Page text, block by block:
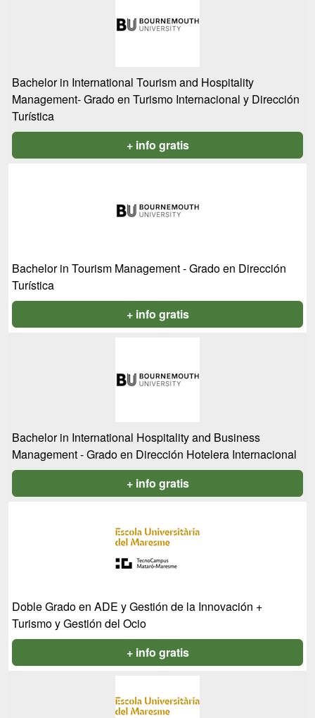
Bachelor in International Tourism and Hospitality
Management- Grado en Turismo Internacional y Dirección
Turística
+ info gratis
Bachelor in Tourism Management - Grado en Dirección
Turística
+ info gratis
Bachelor in International Hospitality and Business
Management - Grado en Dirección Hotelera Internacional
+ info gratis
Doble Grado en ADE y Gestión de la Innovación +
Turismo y Gestión del Ocio
+ info gratis